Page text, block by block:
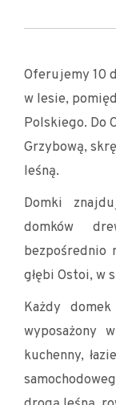
Oferujemy 10
w lesie,
Polskiego. Do
Grzybową,
leśną.
Domki
domków
bezpośrednio
głębi Ostoi, w
Każdy
wyposażony
kuchenny,